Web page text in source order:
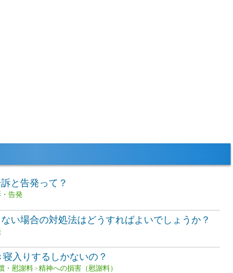
と告発って？
告発
い場合の対処法はどうすればよいでしょうか？
入りするしかないの？
・慰謝料 > 精神への損害（慰謝料）